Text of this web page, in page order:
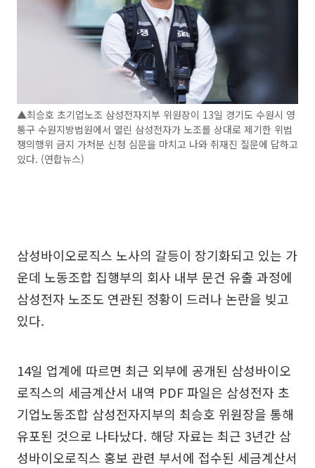
▲최승호 초기업노조 삼성전자지부 위원장이 13일 경기도 수원시 영
통구 수원지방법원에서 열린 삼성전자가 노조를 상대로 제기한 위법
쟁의행위 금지 가처분 신청 심문을 마치고 나와 취재진 질문에 답하고
있다. (연합뉴스)
삼성바이오로직스 노사의 갈등이 장기화되고 있는 가
운데 노동조합 집행부의 회사 내부 문건 유출 과정에
삼성전자 노조도 연관된 정황이 드러나 논란을 빚고
있다.
14일 업계에 따르면 최근 외부에 공개된 삼성바이오
로직스의 세금계산서 내역 PDF 파일은 삼성전자 초
기업노동조합 삼성전자지부의 최승호 위원장을 통해
유포된 것으로 나타났다. 해당 자료는 최근 3년간 삼
성바이오로직스 홍보 관련 부서에 접수된 세금계산서